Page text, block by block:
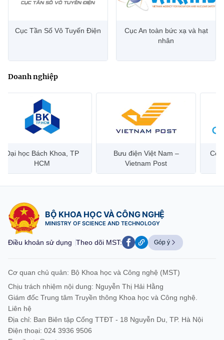
Cục Tần Số Vô Tuyến Điện
Cục An toàn bức xạ và hạt
nhân
Doanh nghiệp
Bưu điện Việt Nam –
Vietnam Post
Công ty Cổ phần Hạ tầng
Viễn Thông CMC
BỘ KHOA HỌC VÀ CÔNG NGHỆ
MINISTRY OF SCIENCE AND TECHNOLOGY
Điều khoản sử dụng Theo dõi MST: Góp ý
Cơ quan chủ quản: Bộ Khoa học và Công nghệ (MST)
Chịu trách nhiệm nội dung: Nguyễn Thị Hải Hằng
Giám đốc Trung tâm Truyền thông Khoa học và Công nghệ.
Liên hệ
Địa chỉ: Ban Biên tập Cổng TTĐT - 18 Nguyễn Du, TP. Hà Nội
Điện thoại: 024 3936 9506